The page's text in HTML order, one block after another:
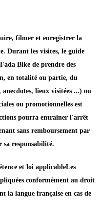
filmer et enregistrer la
Durant les visites, le guide
Bike de prendre des
en totalité ou partie, du
lieux visitées ...) ou
ou promotionnelles est
pourra entrainer l'arrêt
sans remboursement par
sa responsabilité.
et loi applicableLes
conformément au droit
la langue française en cas de